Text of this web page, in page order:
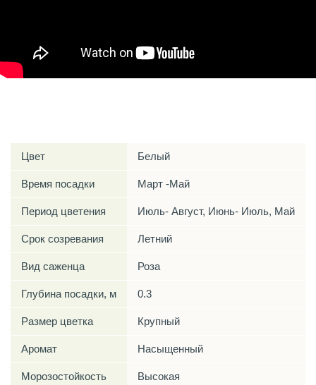
Цвет Белый
Время посадки Март -Май
Период цветения Июль- Август, Июнь- Июль, Май
Срок созревания Летний
Вид саженца Роза
Глубина посадки, м 0.3
Размер цветка Крупный
Аромат Насыщенный
Морозостойкость Высокая